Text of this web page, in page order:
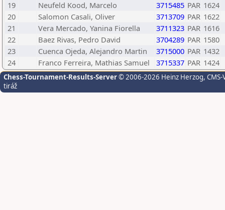
19
Neufeld Kood, Marcelo 3715485 PAR 1624
20
Salomon Casali, Oliver 3713709 PAR 1622
21
Vera Mercado, Yanina Fiorella 3711323 PAR 1616
22
Baez Rivas, Pedro David 3704289 PAR 1580
23
Cuenca Ojeda, Alejandro Martin 3715000 PAR 1432
24
Franco Ferreira, Mathias Samuel 3715337 PAR 1424
Chess-Tournament-Results-Server© 2006-2026 Heinz Herzog,
tiráž